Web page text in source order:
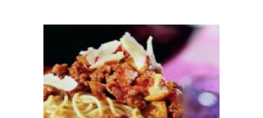
MEER INFORMATIE
Selecteer opties